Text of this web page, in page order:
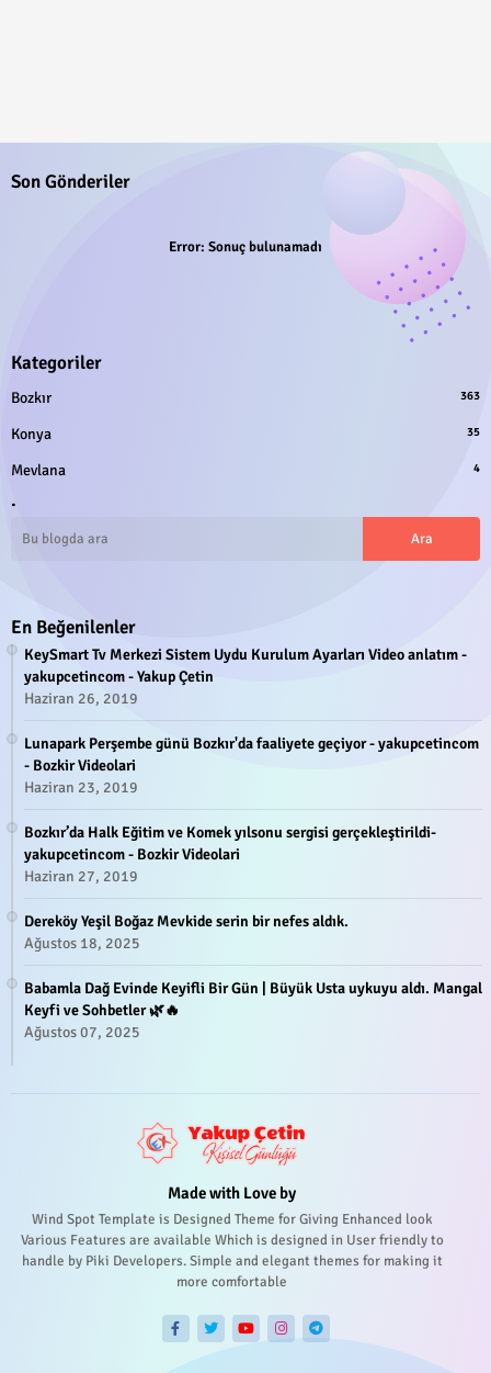
Son Gönderiler
Error: Sonuç bulunamadı
Kategoriler
Bozkır 363
Konya 35
Mevlana 4
.
En Beğenilenler
KeySmart Tv Merkezi Sistem Uydu Kurulum Ayarları Video anlatım -
yakupcetincom - Yakup Çetin
Haziran 26, 2019
Lunapark Perşembe günü Bozkır'da faaliyete geçiyor - yakupcetincom
- Bozkir Videolari
Haziran 23, 2019
Bozkır’da Halk Eğitim ve Komek yılsonu sergisi gerçekleştirildi-
yakupcetincom - Bozkir Videolari
Haziran 27, 2019
Dereköy Yeşil Boğaz Mevkide serin bir nefes aldık.
Ağustos 18, 2025
Babamla Dağ Evinde Keyifli Bir Gün | Büyük Usta uykuyu aldı. Mangal
Keyfi ve Sohbetler 🌿🔥
Ağustos 07, 2025
Made with Love by
Wind Spot Template is Designed Theme for Giving Enhanced look
Various Features are available Which is designed in User friendly to
handle by Piki Developers. Simple and elegant themes for making it
more comfortable